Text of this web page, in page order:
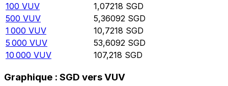
100 VUV 1,07218 SGD
500 VUV 5,36092 SGD
1 000 VUV 10,7218 SGD
5 000 VUV 53,6092 SGD
10 000 VUV 107,218 SGD
Graphique : SGD vers VUV